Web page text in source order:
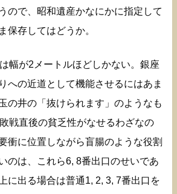
ので、昭和遺産かなにかに指定して
保存してはどうか。
幅が2メートルほどしかない。銀座
への近道として機能させるにはあま
の井の「抜けられます」のようなも
戦直後の貧乏性がなせるわざなの
衝に位置しながら盲腸のような役割
のは、これら6, 8番出口のせいであ
に出る場合は普通1, 2, 3, 7番出口を